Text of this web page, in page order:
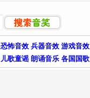
恐怖音效 兵器音效 游戏音效
儿歌童谣 朗诵音乐 各国国歌